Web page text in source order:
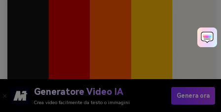
Generatore Video IA
Crea video facilmente da testo o immagini
Genera ora